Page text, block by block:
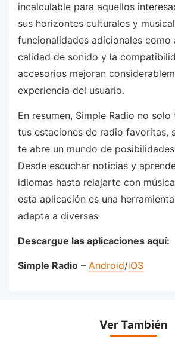
incalculable para aquellos
sus horizontes culturales y
funcionalidades adicionales como
calidad de sonido y la
accesorios mejoran
experiencia del usuario.
En resumen, Simple Radio no
tus estaciones de radio favoritas,
te abre un mundo de
Desde escuchar noticias y
idiomas hasta relajarte con
esta aplicación es una
adapta a diversas
Descargue las aplicaciones aquí:
Simple Radio – Android/iOS
Ver También